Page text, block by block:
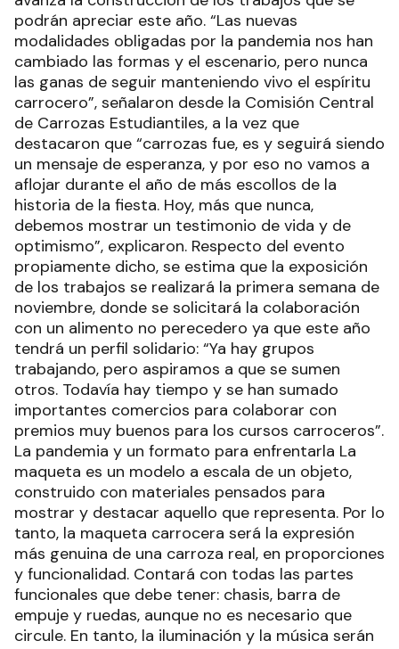
podrán apreciar este año. “Las nuevas
modalidades obligadas por la pandemia nos han
cambiado las formas y el escenario, pero nunca
las ganas de seguir manteniendo vivo el espíritu
carrocero”, señalaron desde la Comisión Central
de Carrozas Estudiantiles, a la vez que
destacaron que “carrozas fue, es y seguirá siendo
un mensaje de esperanza, y por eso no vamos a
aflojar durante el año de más escollos de la
historia de la fiesta. Hoy, más que nunca,
debemos mostrar un testimonio de vida y de
optimismo”, explicaron. Respecto del evento
propiamente dicho, se estima que la exposición
de los trabajos se realizará la primera semana de
noviembre, donde se solicitará la colaboración
con un alimento no perecedero ya que este año
tendrá un perfil solidario: “Ya hay grupos
trabajando, pero aspiramos a que se sumen
otros. Todavía hay tiempo y se han sumado
importantes comercios para colaborar con
premios muy buenos para los cursos carroceros”.
La pandemia y un formato para enfrentarla La
maqueta es un modelo a escala de un objeto,
construido con materiales pensados para
mostrar y destacar aquello que representa. Por lo
tanto, la maqueta carrocera será la expresión
más genuina de una carroza real, en proporciones
y funcionalidad. Contará con todas las partes
funcionales que debe tener: chasis, barra de
empuje y ruedas, aunque no es necesario que
circule. En tanto, la iluminación y la música serán